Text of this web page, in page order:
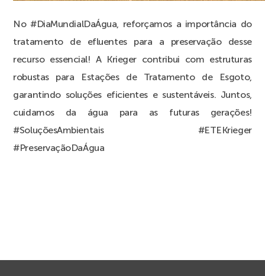
No #DiaMundialDaÁgua, reforçamos a importância do
tratamento de efluentes para a preservação desse
recurso essencial! A Krieger contribui com estruturas
robustas para Estações de Tratamento de Esgoto,
garantindo soluções eficientes e sustentáveis. Juntos,
cuidamos da água para as futuras gerações!
#SoluçõesAmbientais #ETEKrieger
#PreservaçãoDaÁgua